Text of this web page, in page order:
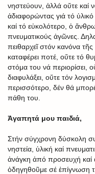
νηστεύουν, ἀλλά οὔτε καί
ἀδιαφορώντας γιά τό
καί τό εὐκολότερο, ὁ
πνευματικούς ἀγῶνες.
πειθαρχεῖ στόν κανόνα
καταφέρει ποτέ, οὔτε τό
στόμα του νά περιορίσει,
διαφυλάξει, οὔτε τόν
περισσότερο, δέν θά
πάθη του.
Ἀγαπητά μου παιδιά,
Στήν σύγχρονη δύσκολη
νηστεία, ὑλική καί
ἀνάγκη ἀπό προσευχή καί
ὁδηγηθοῦμε σέ ἐπίγνωση